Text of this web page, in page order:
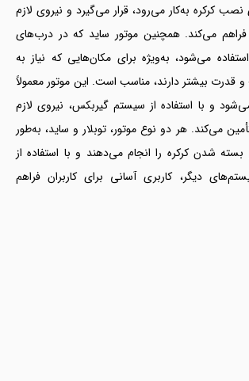
کرکره به‌کار می‌رود، قرار می‌گیرد و نیروی لازم
می‌کند. همچنین موتور ساید که در درب‌های
می‌شود، به‌ویژه برای مکان‌هایی که نیاز به
بیشتر دارند، مناسب است. این موتور معمولاً
و با استفاده از سیستم گیربکس، نیروی لازم
می‌کند. هر دو نوع موتور، توبلار و ساید، به‌طور
شدن کرکره را انجام می‌دهند و با استفاده از
دیگر، کاربری آسانی برای کاربران فراهم